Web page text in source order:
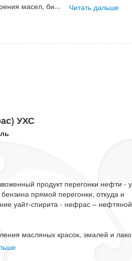
масел, би... Читать дальше
УХС
продукт перегонки нефти -
прямой перегонки, откуда и
уайт-спирита - нефрас – нефтяной
масляных красок, эмалей и